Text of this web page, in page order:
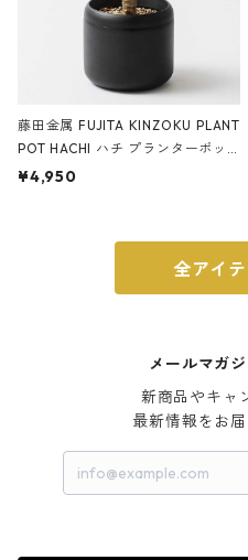
藤田金属 FUJITA KINZOKU PLANT
POT HACHI ハチ プランターポッ
ト 3号 ブラック
¥4,950
全アイ
メールマガ
新商品やキャ
最新情報をお届